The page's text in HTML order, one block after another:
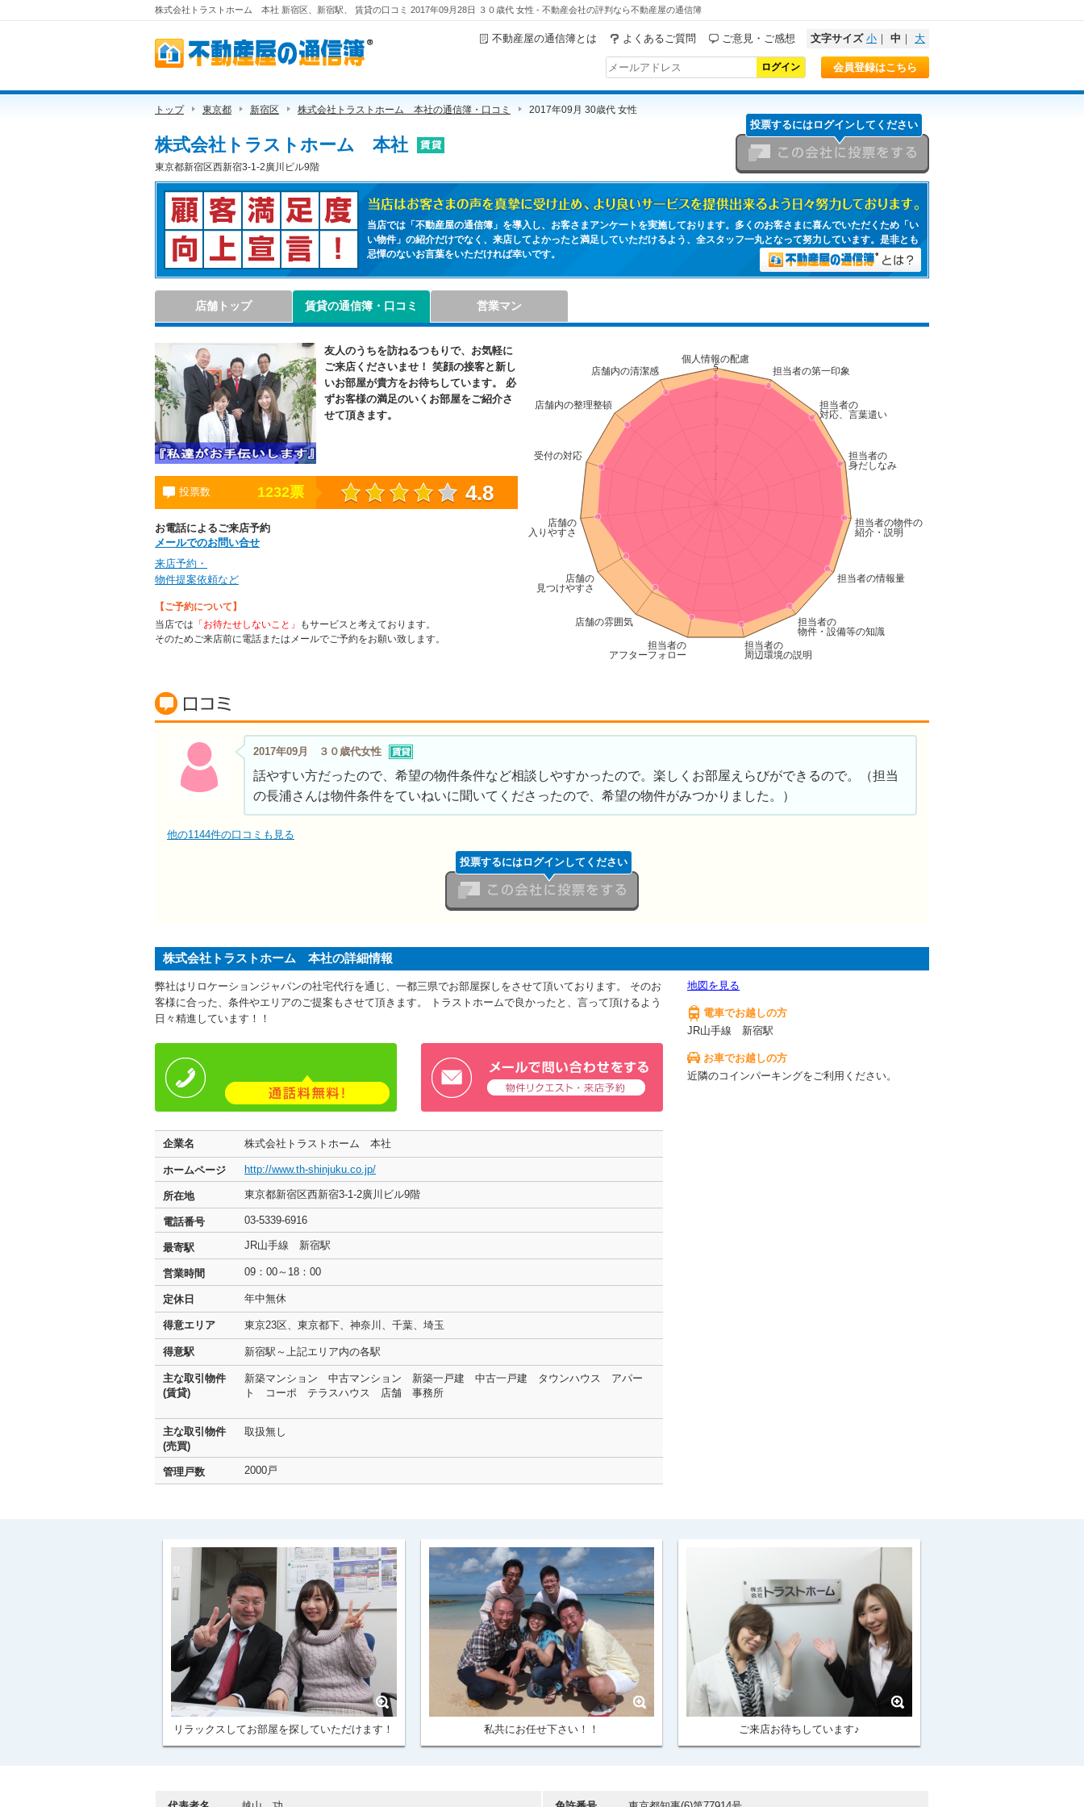
株式会社トラストホーム 本社 新宿区、新宿駅、 賃貸の口コミ 2017年09月28日 ３０歳代 女性 - 不動産会社の評判なら不動産屋の通信簿
不動産屋の通信簿とは よくあるご質問 ご意見・ご感想 文字サイズ 小 ｜ 中 ｜ 大
会員登録はこちら
トップ 東京都 新宿区 株式会社トラストホーム 本社の通信簿・口コミ 2017年09月 30歳代 女性
株式会社トラストホーム 本社
東京都新宿区西新宿3-1-2廣川ビル9階
この会社に投票をする
投票するにはログインしてください
顧客満足度向上宣言！
当店はお客さまの声を真摯に受け止め、より良いサービスを提供出来るよう日々努力しております。
当店では「不動産屋の通信簿」を導入し、お客さまアンケートを実施しております。多くのお客さまに喜んでいただくため「い
い物件」の紹介だけでなく、来店してよかったと満足していただけるよう、全スタッフ一丸となって努力しています。是非とも
忌憚のないお言葉をいただければ幸いです。
不動産屋の通信簿とは？
店舗トップ 賃貸の通信簿・口コミ 営業マン
友人のうちを訪ねるつもりで、お気軽に
ご来店くださいませ！ 笑顔の接客と新し
いお部屋が貴方をお待ちしています。 必
ずお客様の満足のいくお部屋をご紹介さ
せて頂きます。
投票数 1232票 4.8
お電話によるご来店予約
メールでのお問い合せ
来店予約・
物件提案依頼など
【ご予約について】
当店では 「お待たせしないこと」
もサービスと考えております。
そのためご来店前に電話またはメールでご予約をお願い致します。
賃貸の口コミ
2017年09月 ３０歳代女性
話やすい方だったので、希望の物件条件など相談しやすかったので。楽しくお部屋えらびができるので。（担当
の長浦さんは物件条件をていねいに聞いてくださったので、希望の物件がみつかりました。）
他の1144件の口コミも見る
投票するにはログインしてください
株式会社トラストホーム 本社の詳細情報
弊社はリロケーションジャパンの社宅代行を通じ、一都三県でお部屋探しをさせて頂いております。 そのお
客様に合った、条件やエリアのご提案もさせて頂きます。 トラストホームで良かったと、言って頂けるよう
日々精進しています！！
企業名 株式会社トラストホーム 本社
ホームページ http://www.th-shinjuku.co.jp/
所在地 東京都新宿区西新宿3-1-2廣川ビル9階
電話番号 03-5339-6916
最寄駅 JR山手線 新宿駅
営業時間 09：00～18：00
定休日 年中無休
得意エリア 東京23区、東京都下、神奈川、千葉、埼玉
得意駅 新宿駅～上記エリア内の各駅
主な取引物件
(賃貸)
新築マンション 中古マンション 新築一戸建 中古一戸建 タウンハウス アパー
ト コーポ テラスハウス 店舗 事務所
主な取引物件
(売買)
取扱無し
管理戸数 2000戸
地図を見る
電車でお越しの方
JR山手線 新宿駅
お車でお越しの方
近隣のコインパーキングをご利用ください。
リラックスしてお部屋を探していただけます！ 私共にお任せ下さい！！ ご来店お待ちしています♪